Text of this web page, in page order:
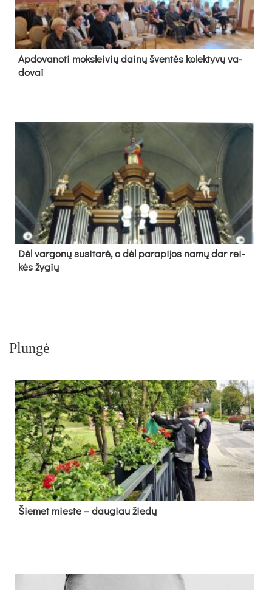
Ap­do­va­no­ti moks­lei­vių dai­nų šven­tės ko­lek­ty­vų va­
do­vai
Dėl var­go­nų su­si­ta­rė, o dėl pa­ra­pi­jos na­mų dar rei­
kės žy­gių
Plungė
Šie­met mies­te – dau­giau žie­dų